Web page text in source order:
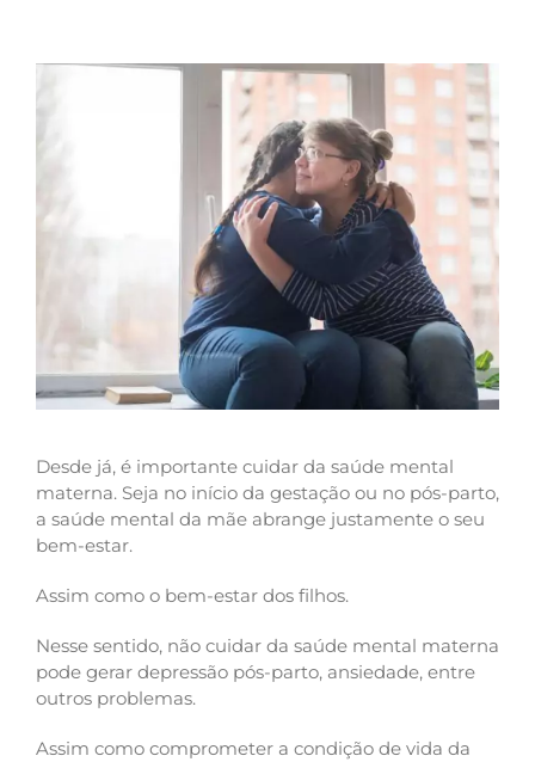
Desde já, é importante cuidar da saúde mental
materna. Seja no início da gestação ou no pós-parto,
a saúde mental da mãe abrange justamente o seu
bem-estar.
Assim como o bem-estar dos filhos.
Nesse sentido, não cuidar da saúde mental materna
pode gerar depressão pós-parto, ansiedade, entre
outros problemas.
Assim como comprometer a condição de vida da